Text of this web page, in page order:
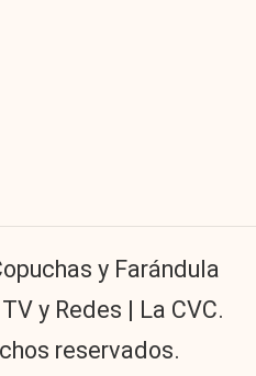
y Farándula
y Redes | La CVC.
reservados.